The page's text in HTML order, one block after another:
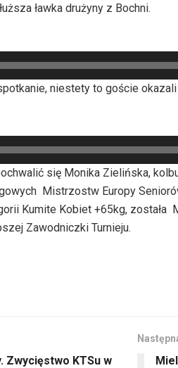
ławka drużyny z Bochni.
niestety to goście
się Monika Zielińska,
Mistrzostw Europy
Kumite Kobiet +65kg, została
Zawodniczki Turnieju.
Zwycięstwo KTSu w